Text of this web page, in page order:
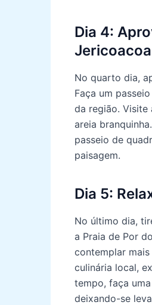
Dia 4:
No quarto dia,
Faça um
da região. Visite
areia
passeio de
paisagem.
Dia 5:
No último dia,
a Praia de Por
contemplar
culinária local,
tempo, faça
deixando-se